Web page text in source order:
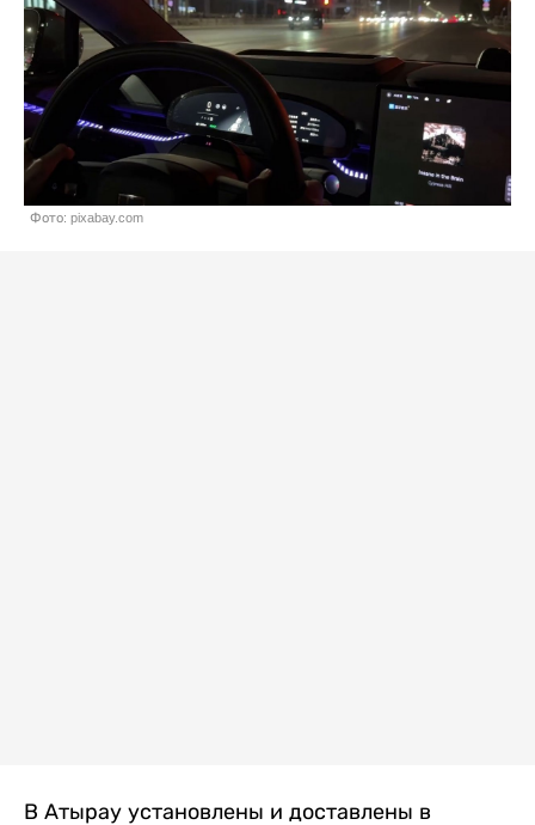
Фото: pixabay.com
В Атырау установлены и доставлены в